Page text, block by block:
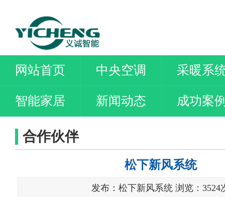
网站首页 中央空调 采暖系
智能家居 新闻动态 成功案
合作伙伴
松下新风系统
发布：松下新风系统 浏览：3524